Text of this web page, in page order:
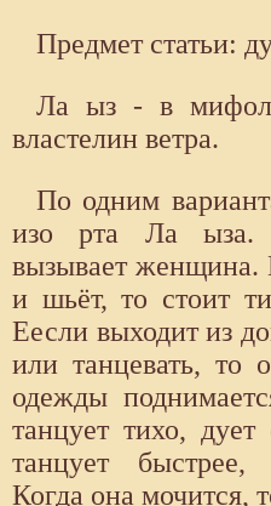
Предмет статьи:
Ла ыз - в
властелин ветра.
По одним
изо рта Ла ыза.
вызывает женщина.
и шьёт, то стоит
Еесли выходит из
или танцевать, то
одежды
танцует тихо, дует
танцует быстрее,
Когда она мочится,